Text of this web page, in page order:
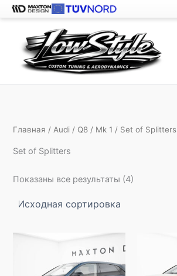
содержимому
Главная /Audi / Q8 / Mk 1 / Set of Splitters
Set of Splitters
Показаны все результаты (4)